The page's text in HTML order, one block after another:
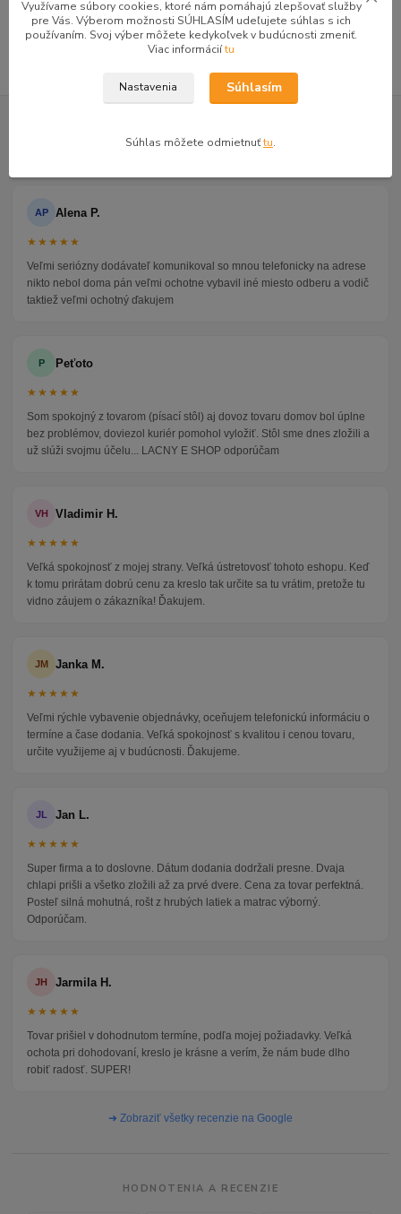
Komody zásuvkové
GOOGLE RECENZIE ZÁKAZNÍKOV
4.9★★★★★
AP Alena P.
★★★★★
Veľmi seriózny dodávateľ komunikoval so mnou telefonicky na adrese
nikto nebol doma pán veľmi ochotne vybavil iné miesto odberu a vodič
taktiež veľmi ochotný ďakujem
P Peťoto
★★★★★
Som spokojný z tovarom (písací stôl) aj dovoz tovaru domov bol úplne
bez problémov, doviezol kuriér pomohol vyložiť. Stôl sme dnes zložili a
už slúži svojmu účelu... LACNY E SHOP odporúčam
VH Vladimir H.
★★★★★
Veľká spokojnosť z mojej strany. Veľká ústretovosť tohoto eshopu. Keď
k tomu prirátam dobrú cenu za kreslo tak určite sa tu vrátim, pretože tu
vidno záujem o zákazníka! Ďakujem.
JM Janka M.
★★★★★
Veľmi rýchle vybavenie objednávky, oceňujem telefonickú informáciu o
termíne a čase dodania. Veľká spokojnosť s kvalitou i cenou tovaru,
určite využijeme aj v budúcnosti. Ďakujeme.
JL Jan L.
★★★★★
Super firma a to doslovne. Dátum dodania dodržali presne. Dvaja
chlapi prišli a všetko zložili až za prvé dvere. Cena za tovar perfektná.
Posteľ silná mohutná, rošt z hrubých latiek a matrac výborný.
Odporúčam.
JH Jarmila H.
★★★★★
Tovar prišiel v dohodnutom termíne, podľa mojej požiadavky. Veľká
ochota pri dohodovaní, kreslo je krásne a verím, že nám bude dlho
robiť radosť. SUPER!
➜ Zobraziť všetky recenzie na Google
HODNOTENIA A RECENZIE
Využívame súbory cookies, ktoré nám pomáhajú zlepšovať služby
pre Vás. Výberom možnosti SÚHLASÍM udeľujete súhlas s ich
používaním. Svoj výber môžete kedykoľvek v budúcnosti zmeniť.
Viac informáciítu
Nastavenia Súhlasím
Súhlas môžete odmietnuťtu.